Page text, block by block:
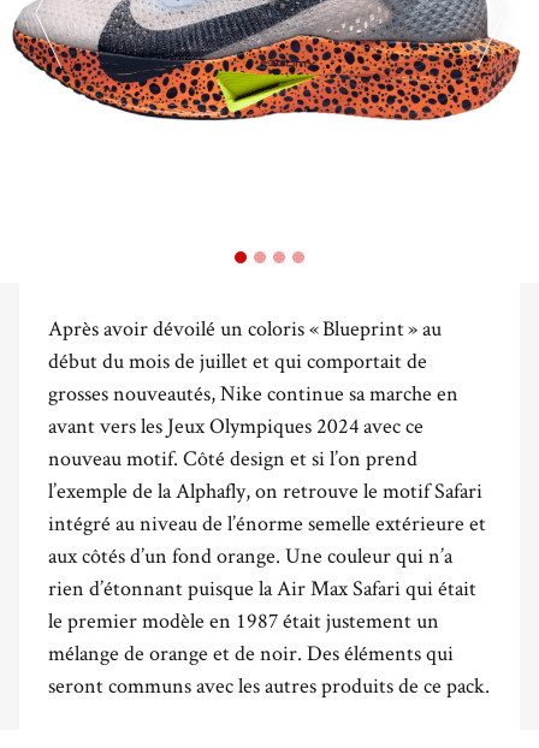
Après avoir dévoilé un coloris « Blueprint » au
début du mois de juillet et qui comportait de
grosses nouveautés, Nike continue sa marche en
avant vers les Jeux Olympiques 2024 avec ce
nouveau motif. Côté design et si l’on prend
l’exemple de la Alphafly, on retrouve le motif Safari
intégré au niveau de l’énorme semelle extérieure et
aux côtés d’un fond orange. Une couleur qui n’a
rien d’étonnant puisque la Air Max Safari qui était
le premier modèle en 1987 était justement un
mélange de orange et de noir. Des éléments qui
seront communs avec les autres produits de ce pack.